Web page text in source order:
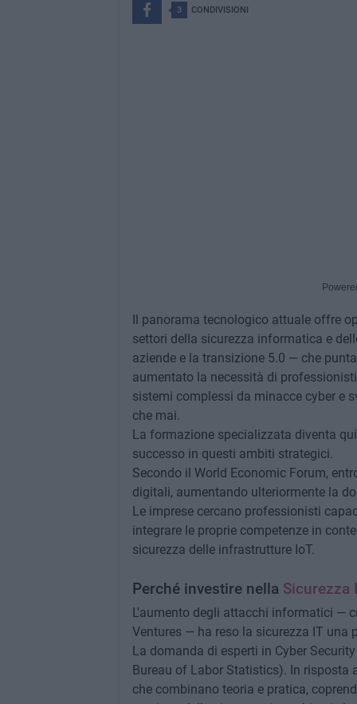
3 CONDIVISIONI
Il panorama tecnologico attuale offre
settori della sicurezza informatica e
aziende e la transizione 5.0 — che
aumentato la necessità di
sistemi complessi da minacce cyber e
che mai.
La formazione specializzata diventa
successo in questi ambiti strategici.
Secondo il World Economic Forum,
digitali, aumentando ulteriormente la
Le imprese cercano professionisti
integrare le proprie competenze in
sicurezza delle infrastrutture IoT.
Perché investire nella Sicurezza
L'aumento degli attacchi informatici —
Ventures — ha reso la sicurezza IT una
La domanda di esperti in Cyber
Bureau of Labor Statistics). In risposta
che combinano teoria e pratica,